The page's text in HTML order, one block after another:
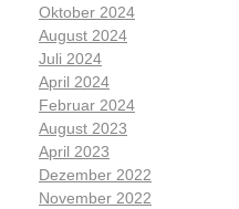
Oktober 2024
August 2024
Juli 2024
April 2024
Februar 2024
August 2023
April 2023
Dezember 2022
November 2022